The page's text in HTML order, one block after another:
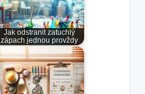
Jak odstranit zatuchlý
zápach jednou provždy